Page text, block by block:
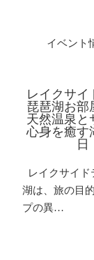
イベント
レイクサイ
琵琶湖お
天然温泉と
心身を癒す
日
レイクサイド
湖は、旅の目
プの異…